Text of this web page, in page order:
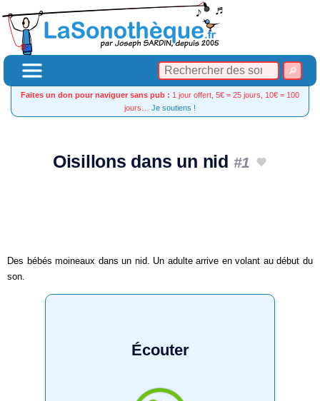
Faites un don pour naviguer sans pub : 1 jour offert, 5€ = 25 jours, 10€ = 100
jours… Je soutiens !
Oisillons dans un nid #1
Des bébés moineaux dans un nid. Un adulte arrive en volant au début du
son.
Écouter